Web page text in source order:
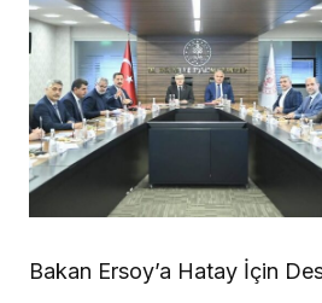
Bakan Ersoy’a Hatay İçin